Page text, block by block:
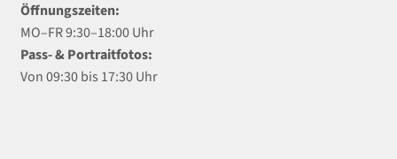
Öffnungszeiten:
MO–FR 9:30–18:00 Uhr
Pass- & Portraitfotos:
Von 09:30 bis 17:30 Uhr